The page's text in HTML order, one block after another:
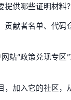
供哪些证明材料？
献者名单、代
“政策兑现专
加入它的社区